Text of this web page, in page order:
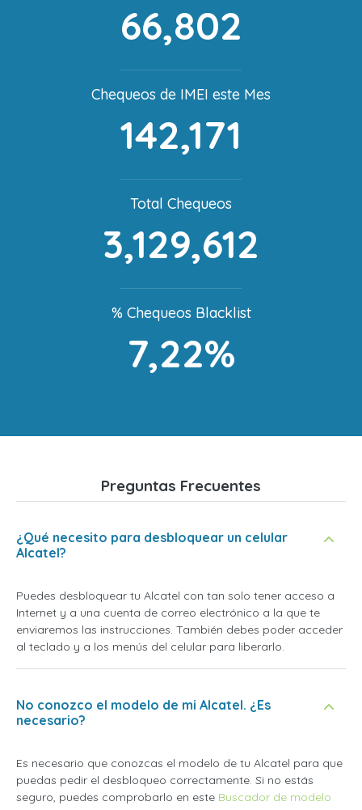
66,802
Chequeos de IMEI este Mes
142,171
Total Chequeos
3,129,612
% Chequeos Blacklist
7,22%
Preguntas Frecuentes
¿Qué necesito para desbloquear un celular
Alcatel?
Puedes desbloquear tu Alcatel con tan solo tener acceso a
Internet y a una cuenta de correo electrónico a la que te
enviaremos las instrucciones. También debes poder acceder
al teclado y a los menús del celular para liberarlo.
No conozco el modelo de mi Alcatel. ¿Es
necesario?
Es necesario que conozcas el modelo de tu Alcatel para que
puedas pedir el desbloqueo correctamente. Si no estás
seguro, puedes comprobarlo en este Buscador de modelo